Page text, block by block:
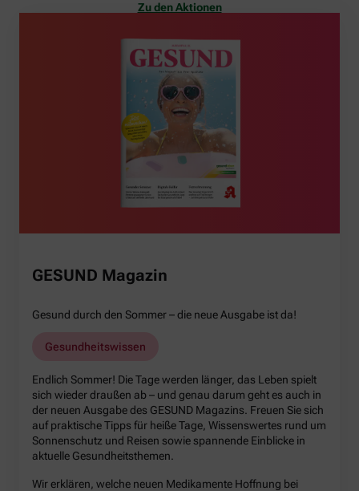
Zu den Aktionen
GESUND Magazin
Gesund durch den Sommer – die neue Ausgabe ist da!
Gesundheitswissen
Endlich Sommer! Die Tage werden länger, das Leben spielt
sich wieder draußen ab – und genau darum geht es auch in
der neuen Ausgabe des GESUND Magazins. Freuen Sie sich
auf praktische Tipps für heiße Tage, Wissenswertes rund um
Sonnenschutz und Reisen sowie spannende Einblicke in
aktuelle Gesundheitsthemen.
Wir erklären, welche neuen Medikamente Hoffnung bei